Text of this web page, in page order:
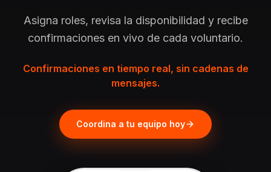
Asigna roles, revisa la disponibilidad y recibe
confirmaciones en vivo de cada voluntario.
Confirmaciones en tiempo real, sin cadenas de
mensajes.
Coordina a tu equipo hoy